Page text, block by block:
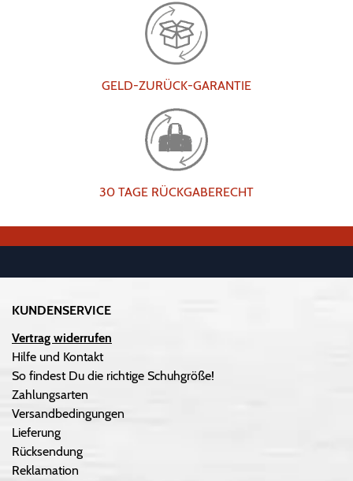
GELD-ZURÜCK-GARANTIE
30 TAGE RÜCKGABERECHT
KUNDENSERVICE
Vertrag widerrufen
Hilfe und Kontakt
So findest Du die richtige Schuhgröße!
Zahlungsarten
Versandbedingungen
Lieferung
Rücksendung
Reklamation